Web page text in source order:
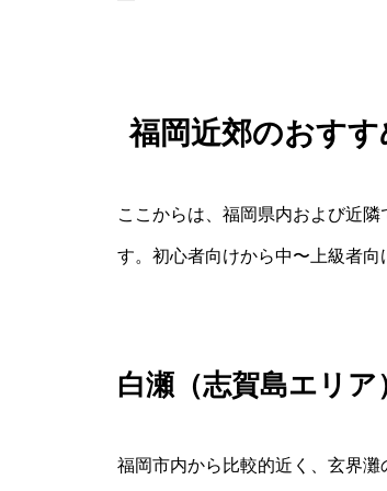
福岡近郊のおす
ここからは、福岡県内および近
す。初心者向けから中〜上級者向
白瀬（志賀島エリア
福岡市内から比較的近く、玄界